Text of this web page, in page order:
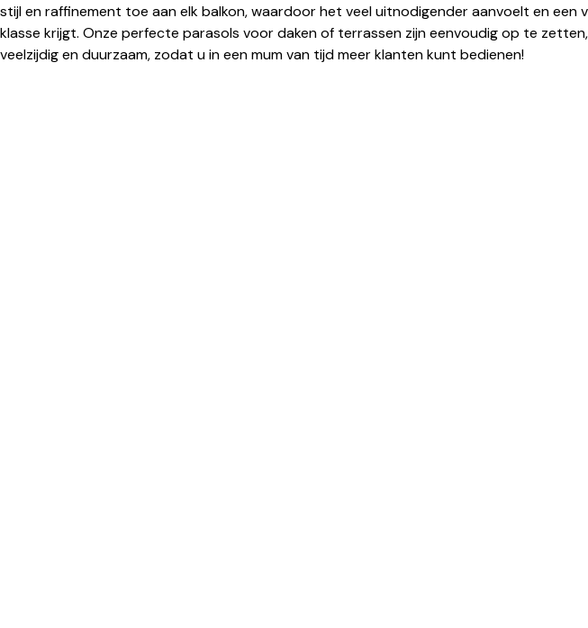
stijl en raffinement toe aan elk balkon, waardoor het veel uitnodigender aanvoelt en een
klasse krijgt. Onze perfecte parasols voor daken of terrassen zijn eenvoudig op te zetten,
veelzijdig en duurzaam, zodat u in een mum van tijd meer klanten kunt bedienen!